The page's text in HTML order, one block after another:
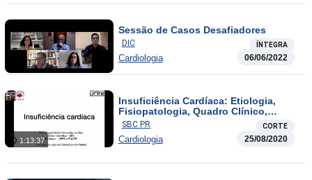
Sessão de Casos Desafiadores
DIC ÍNTEGRA
Cardiologia 06/06/2022
1:13:37
Insuficiência Cardíaca: Etiologia,
Fisiopatologia, Quadro Clínico,
Diagnóstico, Tratamento
SBC PR CORTE
Cardiologia 25/08/2020